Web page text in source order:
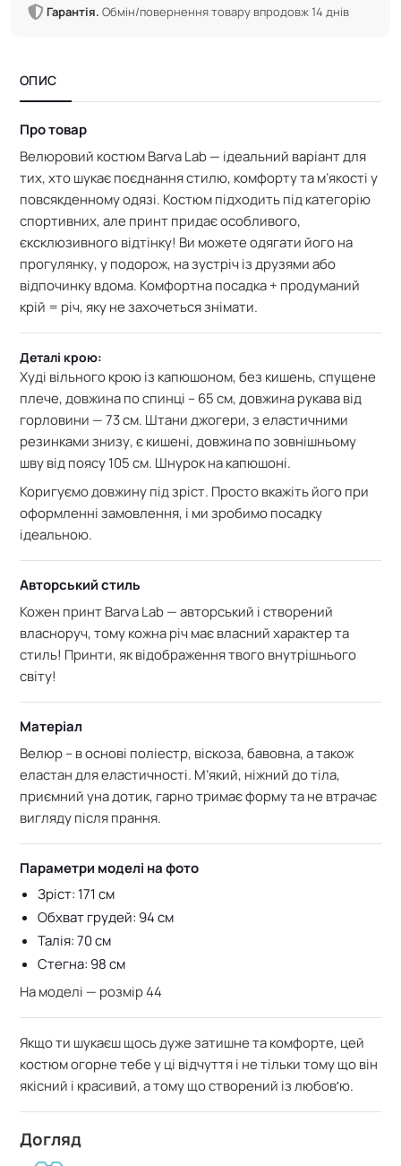
Гарантія. Обмін/повернення товару впродовж 14 днів
ОПИС
Про товар
Велюровий костюм Barva Lab — ідеальний варіант для
тих, хто шукає поєднання стилю, комфорту та м’якості у
повсякденному одязі. Костюм підходить під категорію
спортивних, але принт придає особливого,
єксклюзивного відтінку! Ви можете одягати його на
прогулянку, у подорож, на зустріч із друзями або
відпочинку вдома. Комфортна посадка + продуманий
крій = річ, яку не захочеться знімати.
Деталі крою:
Худі вільного крою із капюшоном,без кишень, спущене
плече, довжина по спинці – 65 см,довжина рукава від
горловини — 73 см. Штани джогери, з еластичними
резинками знизу, є кишені, довжина по зовнішньому
шву від поясу 105 см. Шнурок на капюшоні.
Коригуємо довжину під зріст. Просто вкажіть його при
оформленні замовлення, і ми зробимо посадку
ідеальною.
Авторський стиль
Кожен принт Barva Lab — авторський і створений
власноруч, тому кожна річ має власний характер та
стиль! Принти, як відображення твого внутрішнього
світу!
Матеріал
Велюр – в основі поліестр, віскоза, бавовна, а також
еластан для еластичності. М’який, ніжний до тіла,
приємний уна дотик, гарно тримає форму та не втрачає
вигляду після прання.
Параметри моделі на фото
Зріст: 171 см
Обхват грудей: 94 см
Талія: 70 см
Стегна: 98 см
На моделі — розмір 44
Якщо ти шукаєш щось дуже затишне та комфорте, цей
костюм огорне тебе у ці відчуття і не тільки тому що він
якісний і красивий, а тому що створений із любовʼю.
Догляд